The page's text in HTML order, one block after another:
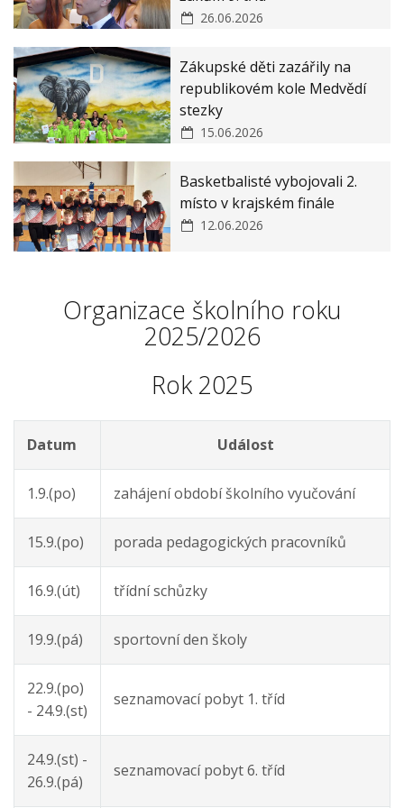
Zásady ochrany osobních údajů
Prohlášení o ochraně oznamovatelů
26.06.2026
Zákupské děti zazářily na
republikovém kole Medvědí
stezky
15.06.2026
Basketbalisté vybojovali 2.
místo v krajském finále
12.06.2026
Organizace školního roku
2025/2026
Rok 2025
Datum Událost
1.9.(po) zahájení období školního vyučování
15.9.(po) porada pedagogických pracovníků
16.9.(út) třídní schůzky
19.9.(pá) sportovní den školy
22.9.(po)
- 24.9.(st)
seznamovací pobyt 1. tříd
24.9.(st) -
26.9.(pá)
seznamovací pobyt 6. tříd